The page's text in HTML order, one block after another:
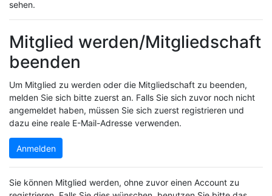
sehen.
Mitglied werden/Mitgliedschaft
beenden
Um Mitglied zu werden oder die Mitgliedschaft zu beenden,
melden Sie sich bitte zuerst an. Falls Sie sich zuvor noch nicht
angemeldet haben, müssen Sie sich zuerst registrieren und
dazu eine reale E-Mail-Adresse verwenden.
Anmelden
Sie können Mitglied werden, ohne zuvor einen Account zu